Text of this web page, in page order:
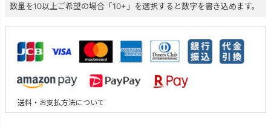
数量を10以上ご希望の場合「10+」を選択すると数字を書き込めます。
送料・お支払方法について